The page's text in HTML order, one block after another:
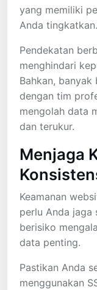
yang memiliki
Anda tingkatkan.
Pendekatan
menghindari
Bahkan,
dengan tim
mengolah data
dan terukur.
Menjaga
Keamanan
perlu Anda jaga
berisiko
data penting.
Pastikan Anda
menggunakan